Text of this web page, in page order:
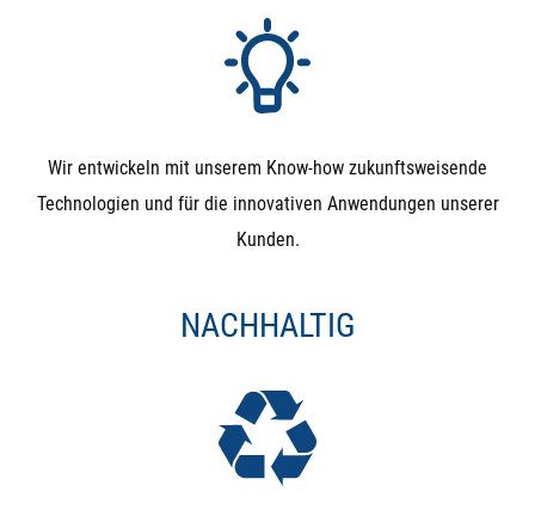
Druckhaltung in beiden Richtungen: Magnetventile
Gegendruck, der höher, als der Eingangsdruck ist (z.B.
nach dem Befüllen eines Behälters), drückt dieser das
Magnetventil wieder auf. Der Kugelhahn hingegen ist
Unterdruck: Bei Unterdruck (Saugen auf der
Besonders bei NO-Magnetventilen kann es durchaus
passieren, dass ein Unterdruck auf der Ausgangsseite
die Membrane nach unten zieht und das Ventil
Wir entwickeln mit unserem Know-how zukunftsweisende
Technologien und für die innovativen Anwendungen unserer
Kunden.
NACHHALTIG